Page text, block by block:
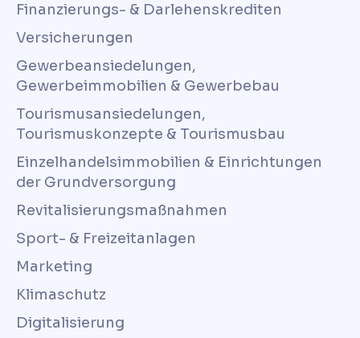
Finanzierungs- & Darlehenskrediten
Versicherungen
Gewerbeansiedelungen,
Gewerbeimmobilien & Gewerbebau
Tourismusansiedelungen,
Tourismuskonzepte & Tourismusbau
Einzelhandelsimmobilien & Einrichtungen
der Grundversorgung
Revitalisierungsmaßnahmen
Sport- & Freizeitanlagen
Marketing
Klimaschutz
Digitalisierung